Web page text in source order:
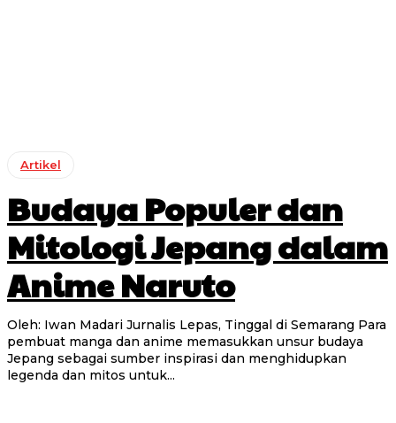
Artikel
Budaya Populer dan
Mitologi Jepang dalam
Anime Naruto
Oleh: Iwan Madari Jurnalis Lepas, Tinggal di Semarang Para
pembuat manga dan anime memasukkan unsur budaya
Jepang sebagai sumber inspirasi dan menghidupkan
legenda dan mitos untuk...